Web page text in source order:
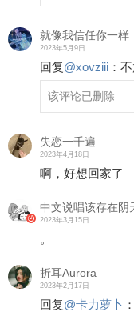
就像我信任你一样
2023年5月9日
回复@xovziii ：
该评论已删除
失恋一千遍
2023年4月18日
啊，好想回家了
中文说唱该存在阴
2023年3月15日
。
折耳Aurora
2023年2月17日
回复@卡力萝卜 ：